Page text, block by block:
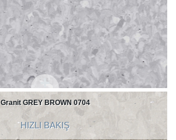
Granit GREY BROWN 0704
HIZLI BAKIŞ